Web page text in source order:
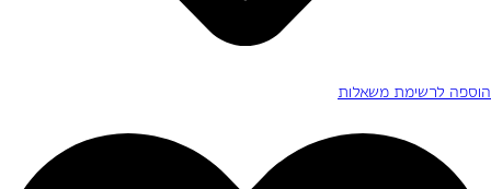
הוספה לרשימת משאלות